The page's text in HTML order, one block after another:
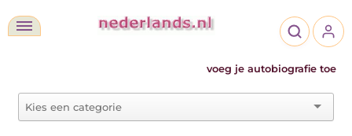
voeg je autobiografie toe